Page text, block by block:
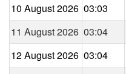
10 August 2026 03:03
11 August 2026 03:04
12 August 2026 03:04